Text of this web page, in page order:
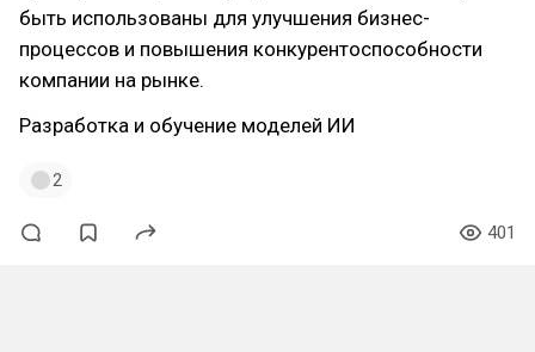
быть использованы для улучшения бизнес-
процессов и повышения конкурентоспособности
компании на рынке.
Разработка и обучение моделей ИИ
2
401